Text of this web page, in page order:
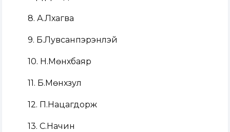
8. А.Лхагва
9. Б.Лувсанпэрэнлэй
10. Н.Мөнхбаяр
11. Б.Мөнхзул
12. П.Нацагдорж
13. С.Начин